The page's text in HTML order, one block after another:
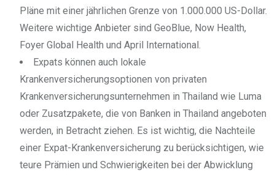
Pläne mit einer jährlichen Grenze von 1.000.000 US-Dollar.
Weitere wichtige Anbieter sind GeoBlue, Now Health,
Foyer Global Health und April International.
Expats können auch lokale
Krankenversicherungsoptionen von privaten
Krankenversicherungsunternehmen in Thailand wie Luma
oder Zusatzpakete, die von Banken in Thailand angeboten
werden, in Betracht ziehen. Es ist wichtig, die Nachteile
einer Expat-Krankenversicherung zu berücksichtigen, wie
teure Prämien und Schwierigkeiten bei der Abwicklung